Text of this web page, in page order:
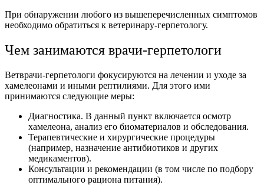
При обнаружении любого из вышеперечисленных симптомов
необходимо обратиться к ветеринару-герпетологу.
Чем занимаются врачи-герпетологи
Ветврачи-герпетологи фокусируются на лечении и уходе за
хамелеонами и иными рептилиями. Для этого ими
принимаются следующие меры:
Диагностика. В данный пункт включается осмотр
хамелеона, анализ его биоматериалов и обследования.
Терапевтические и хирургические процедуры
(например, назначение антибиотиков и других
медикаментов).
Консультации и рекомендации (в том числе по подбору
оптимального рациона питания).